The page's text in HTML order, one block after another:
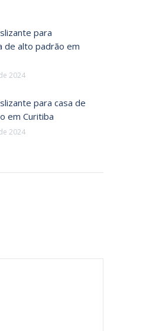
para
de alto padrão em
2024
para casa de
em Curitiba
2024